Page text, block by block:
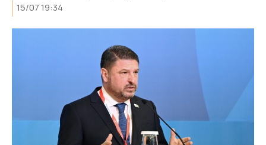
15/07 19:34